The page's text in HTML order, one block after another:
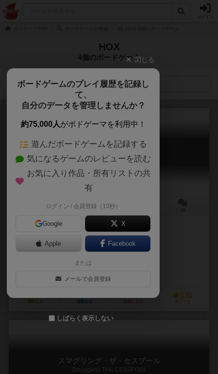
HOX
4個のボードゲーム
検索メニュー
セスプール
CESSPOOL
90分前後
作品説明文の編集者を募集中
小島 健史（Kent Kojima）
興味あり 経験あり
131
持ってる
スマグリング・ザ・セスプール
Smuggling THE CESSPOOL
閉じる
ボードゲームのプレイ履歴を記録し
て、
自分のデータを管理しませんか？
約75,000人がボドゲーマを利用中！
遊んだボードゲームを記録する
気になるゲームのレビューを読む
お気に入り作品・所有リストの共
有
ログイン / 会員登録（10秒）
Google X
Apple Facebook
または
メールで会員登録
しばらく表示しない